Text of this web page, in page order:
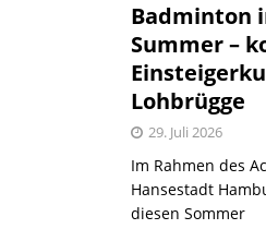
Badminton
Summer –
Lohbrügge
29. Juli 2026
Im Rahmen des
Hansestadt
diesen Sommer